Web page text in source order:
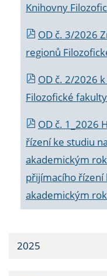
Knihovny
OD č. 3/2026
regionů
OD č. 2/2026 k
Filozofické
OD č. 1_2026
řízení ke studiu
akademickým
přijímacího řízení
akademickým
2025